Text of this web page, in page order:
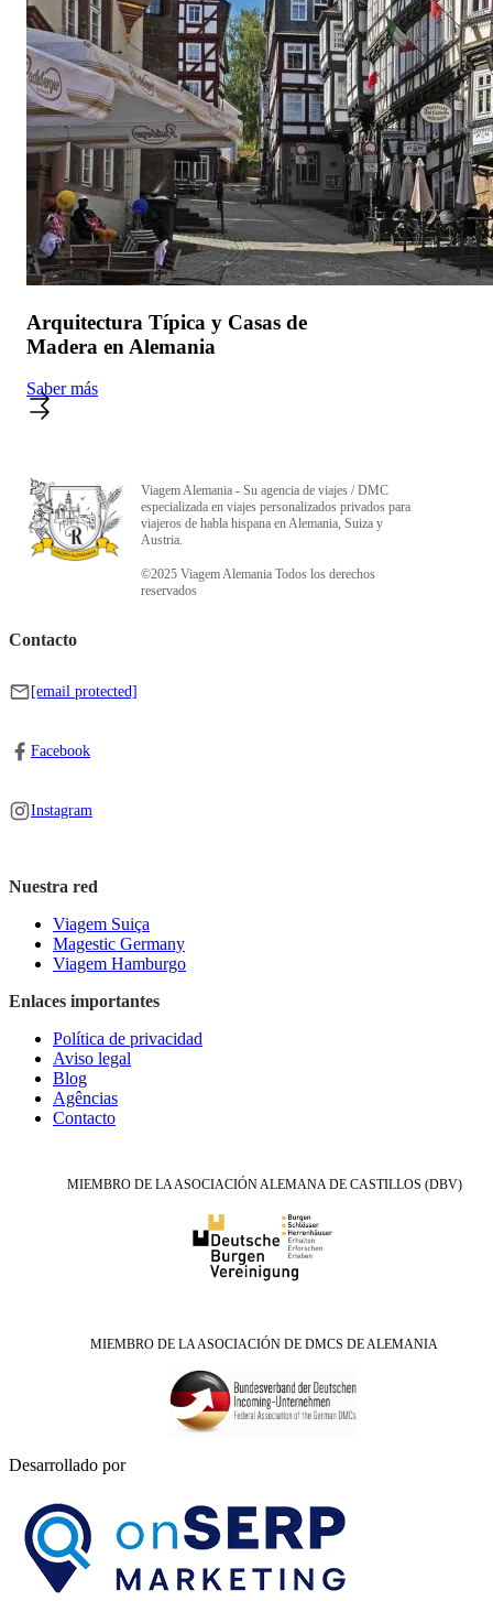
Arquitectura Típica y Casas de
Madera en Alemania
Saber más
Viagem Alemania - Su agencia de viajes / DMC
especializada en viajes personalizados privados para
viajeros de habla hispana en Alemania, Suiza y
Austria.
©2025 Viagem Alemania Todos los derechos
reservados
Contacto
[email protected]
Facebook
Instagram
Nuestra red
Viagem Suiça
Magestic Germany
Viagem Hamburgo
Enlaces importantes
Política de privacidad
Aviso legal
Blog
Agências
Contacto
MIEMBRO DE LA ASOCIACIÓN ALEMANA DE CASTILLOS (DBV)
MIEMBRO DE LA ASOCIACIÓN DE DMCS DE ALEMANIA
Desarrollado por